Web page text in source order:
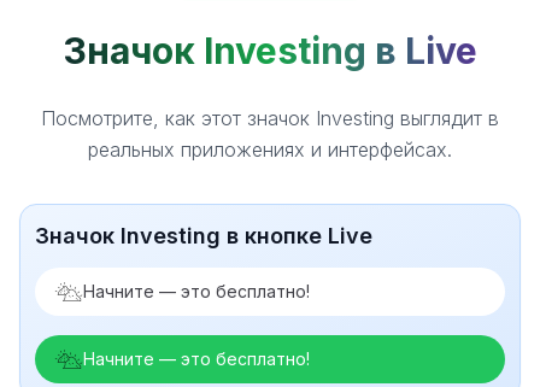
Значок Investing в Live
Посмотрите, как этот значок Investing выглядит в
реальных приложениях и интерфейсах.
Значок Investing в кнопке Live
Начните — это бесплатно!
Начните — это бесплатно!